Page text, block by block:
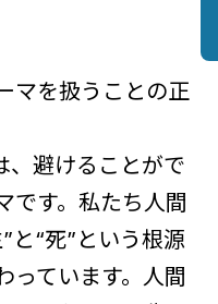
マを扱うことの正
、避けることがで
です。私たち人間
と“死”という根源
っています。人間